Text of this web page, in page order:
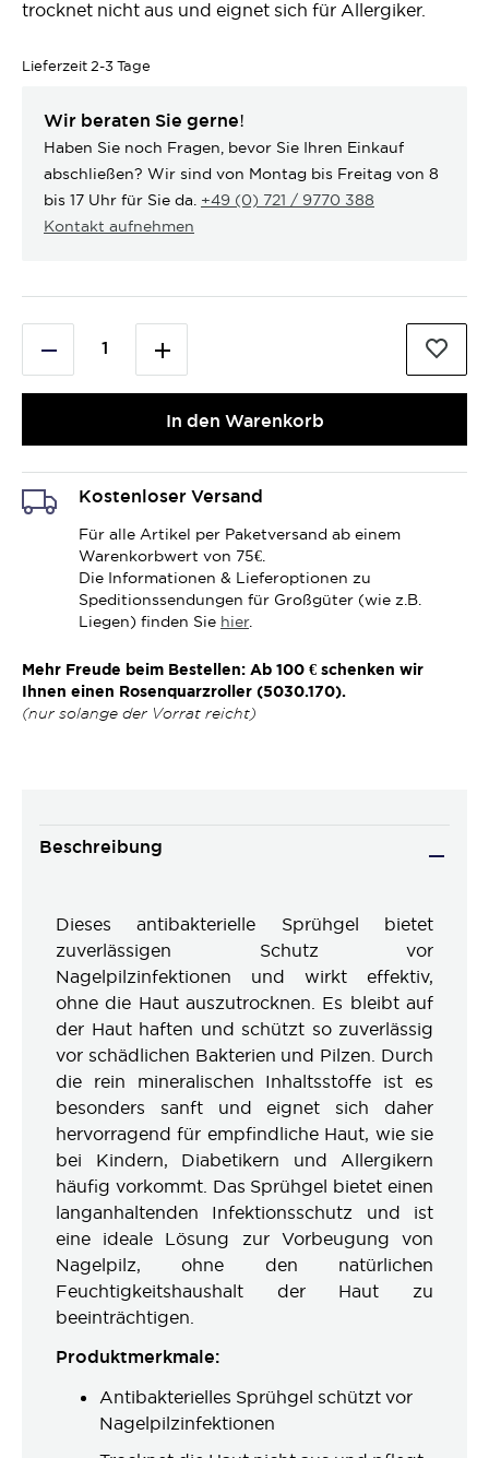
trocknet nicht aus und eignet sich für Allergiker.
Lieferzeit 2-3 Tage
Wir beraten Sie gerne!
Haben Sie noch Fragen, bevor Sie Ihren Einkauf
abschließen? Wir sind von Montag bis Freitag von 8
bis 17 Uhr für Sie da. +49 (0) 721 / 9770 388
Kontakt aufnehmen
In den Warenkorb
Kostenloser Versand
Für alle Artikel per Paketversand ab einem
Warenkorbwert von 75€.
Die Informationen & Lieferoptionen zu
Speditionssendungen für Großgüter (wie z.B.
Liegen) finden Sie hier.
Mehr Freude beim Bestellen: Ab 100 € schenken wir
Ihnen einen Rosenquarzroller (5030.170).
(nur solange der Vorrat reicht)
Beschreibung
Dieses antibakterielle Sprühgel bietet
zuverlässigen Schutz vor
Nagelpilzinfektionen und wirkt effektiv,
ohne die Haut auszutrocknen. Es bleibt auf
der Haut haften und schützt so zuverlässig
vor schädlichen Bakterien und Pilzen. Durch
die rein mineralischen Inhaltsstoffe ist es
besonders sanft und eignet sich daher
hervorragend für empfindliche Haut, wie sie
bei Kindern, Diabetikern und Allergikern
häufig vorkommt. Das Sprühgel bietet einen
langanhaltenden Infektionsschutz und ist
eine ideale Lösung zur Vorbeugung von
Nagelpilz, ohne den natürlichen
Feuchtigkeitshaushalt der Haut zu
beeinträchtigen.
Produktmerkmale:
Antibakterielles Sprühgel schützt vor
Nagelpilzinfektionen